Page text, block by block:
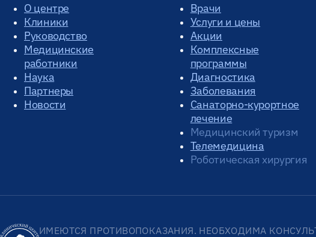
О центре
Клиники
Руководство
Медицинские
работники
Наука
Партнеры
Новости
Врачи
Услуги и цены
Акции
Комплексные
программы
Диагностика
Заболевания
Санаторно-курортное
лечение
Медицинский туризм
Телемедицина
Роботическая хирургия
ИМЕЮТСЯ ПРОТИВОПОКАЗАНИЯ. НЕОБХОДИМА